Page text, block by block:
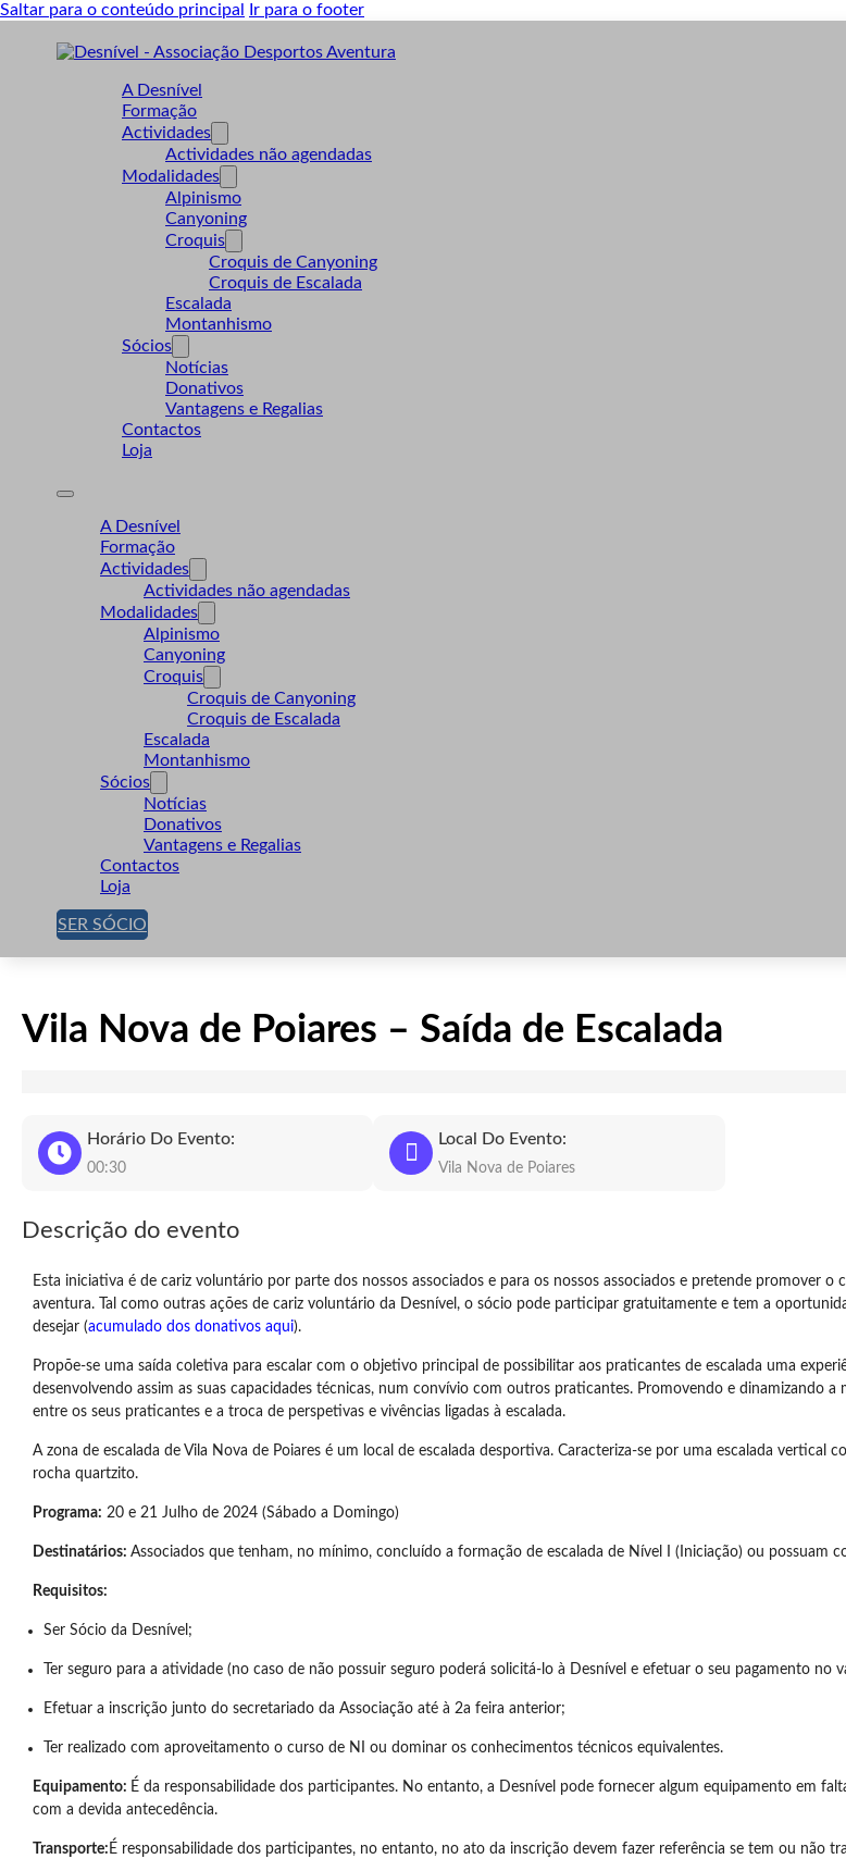
Saltar para o conteúdo principal Ir para o footer
A Desnível
Formação
Actividades
Actividades não agendadas
Modalidades
Alpinismo
Canyoning
Croquis
Croquis de Canyoning
Croquis de Escalada
Escalada
Montanhismo
Sócios
Notícias
Donativos
Vantagens e Regalias
Contactos
Loja
A Desnível
Formação
Actividades
Actividades não agendadas
Modalidades
Alpinismo
Canyoning
Croquis
Croquis de Canyoning
Croquis de Escalada
Escalada
Montanhismo
Sócios
Notícias
Donativos
Vantagens e Regalias
Contactos
Loja
SER SÓCIO
Vila Nova de Poiares – Saída de Escalada
Horário Do Evento:
00:30
Local Do Evento:
Vila Nova de Poiares
Descrição do evento
Esta iniciativa é de cariz voluntário por parte dos nossos associados e para os nossos associados e pretende promover o
aventura. Tal como outras ações de cariz voluntário da Desnível, o sócio pode participar gratuitamente e tem a
desejar (acumulado dos donativos aqui).
Propõe-se uma saída coletiva para escalar com o objetivo principal de possibilitar aos praticantes de escalada uma
desenvolvendo assim as suas capacidades técnicas, num convívio com outros praticantes. Promovendo e dinamizando
entre os seus praticantes e a troca de perspetivas e vivências ligadas à escalada.
A zona de escalada de Vila Nova de Poiares é um local de escalada desportiva. Caracteriza-se por uma escalada vertical
rocha quartzito.
Programa: 20 e 21 Julho de 2024 (Sábado a Domingo)
Destinatários: Associados que tenham, no mínimo, concluído a formação de escalada de Nível I (Iniciação) ou possuam
Requisitos:
Ser Sócio da Desnível;
Ter seguro para a atividade (no caso de não possuir seguro poderá solicitá-lo à Desnível e efetuar o seu pagamento no
Efetuar a inscrição junto do secretariado da Associação até à 2a feira anterior;
Ter realizado com aproveitamento o curso de NI ou dominar os conhecimentos técnicos equivalentes.
Equipamento: É da responsabilidade dos participantes. No entanto, a Desnível pode fornecer algum equipamento em
com a devida antecedência.
Transporte: É responsabilidade dos participantes, no entanto, no ato da inscrição devem fazer referência se tem ou não